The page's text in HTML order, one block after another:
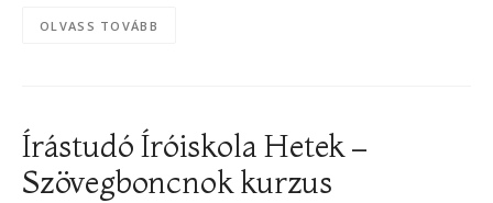
OLVASS TOVÁBB
Írástudó Íróiskola Hetek –
Szövegboncnok kurzus